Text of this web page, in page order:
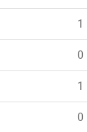
1
0
1
0